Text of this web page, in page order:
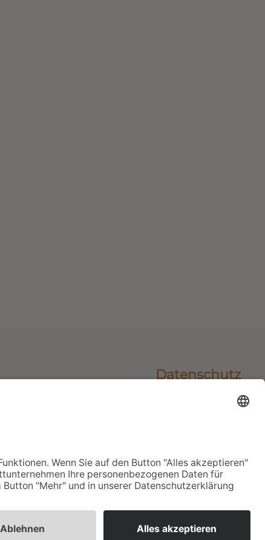
Datenschutz
Impressum
webdesign netzgrafik
Bereich privates Wohnen: